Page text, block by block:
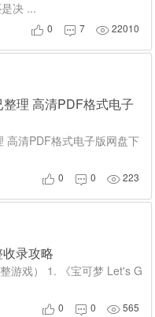
决 ...
 0  7 22010
整理 高清PDF格式电子
高清PDF格式电子版网盘下
 0  0 223
录攻略
游戏） 1. 《宝可梦 Let's G
 0  0 565